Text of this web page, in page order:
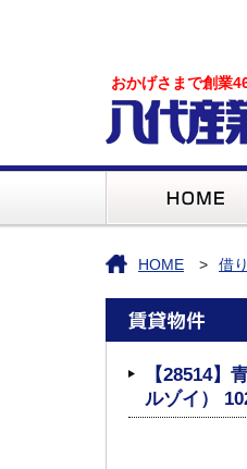
おかげさまで創業
HOME 借
【28514
ルゾイ）